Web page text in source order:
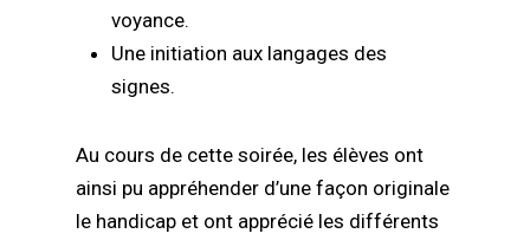
voyance.
Une initiation aux langages des
signes.
Au cours de cette soirée, les élèves ont
ainsi pu appréhender d’une façon originale
le handicap et ont apprécié les différents